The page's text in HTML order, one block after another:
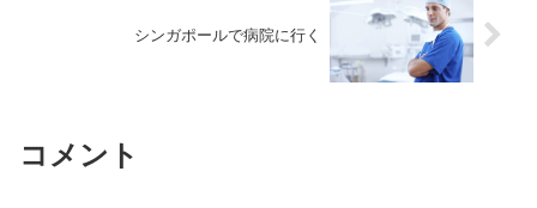
シンガポールで病院に行く
コメント